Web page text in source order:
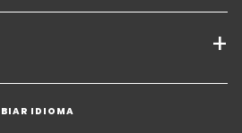
de Valor Añadido
IDIOMA